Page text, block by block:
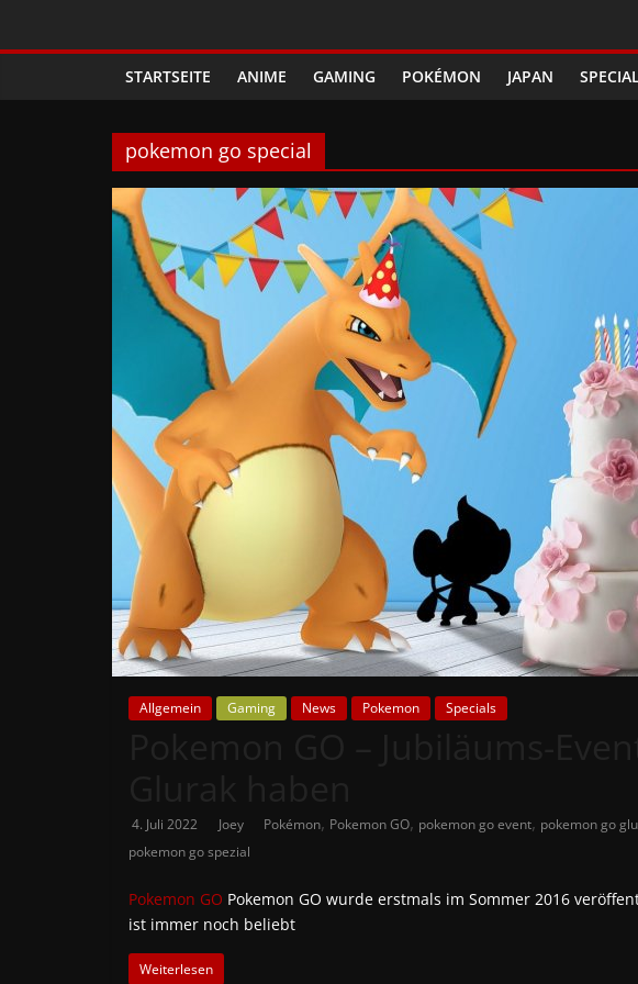
Phanimenal
Täglich
interessante
Anime
News
und
Gaming
News
Auf
Phanimenal
findest
du
die
aktuellsten
Japan
Deutschland
STARTSEITE ANIME GAMING POKÉMON JAPAN
pokemon go special
Allgemein Gaming News Pokemon Specials
4. Juli 2022 Joey Pokémon, Pokemon GO, pokemon go event, pokemon go
pokemon go spezial
Pokemon GO Pokemon GO wurde erstmals im Sommer 2016
ist immer noch beliebt
Weiterlesen